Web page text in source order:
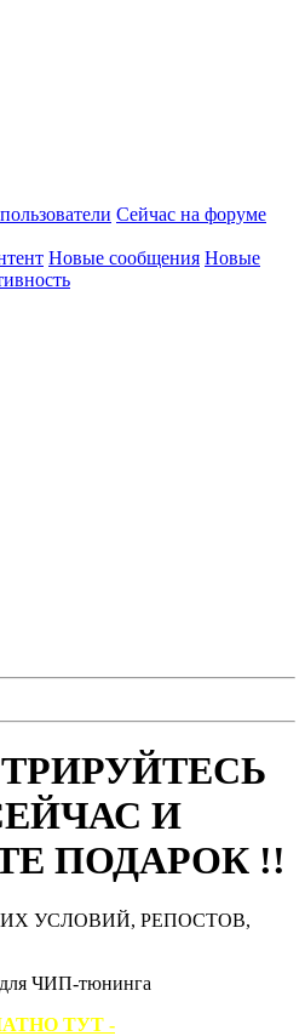
Сейчас на форуме
Новые сообщения Новые
И
ПОДАРОК !!
УСЛОВИЙ, РЕПОСТОВ,
ЧИП-тюнинга
ТУТ -